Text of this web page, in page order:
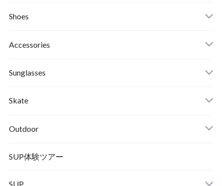
Afends
Roial
RVCA
ACER
Turn Me On
KAYA
Wetsuits,Rush Guard
Winter Goods
Board
Binding
Boots
Bc Gear
Goggle
Helmet
SOX
Shoes
Sandals
Shoes
Winter Shoes
Accessories
Other
Sunglasses
Skate
Outdoor
Norrona
SUP体験ツアー
SUP